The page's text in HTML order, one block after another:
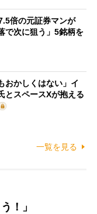
倍の元証券マンが
で次に狙う」5銘柄を
おかしくはない」イ
とスペースXが抱える
一覧を見る
！」